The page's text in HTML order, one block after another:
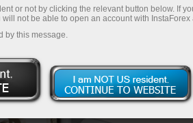
กคนสามารถรับโบนัส
กยอดฝาก และใช้
โปรโมชั่นและข้อเสนอ
ญส่วนตัวของคุณ
— เลือกของขวัญมูลค่าสูงสุด
มเสี่ยง — เรารับประกัน
or not by clicking the relevant button below. If
not be able to open an account with InstaForex
by this message.